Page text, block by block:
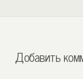
Добавить